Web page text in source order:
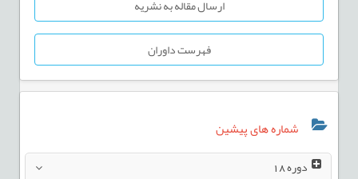
ارسال مقاله به نشریه
فهرست داوران
شماره های پیشین
دوره18